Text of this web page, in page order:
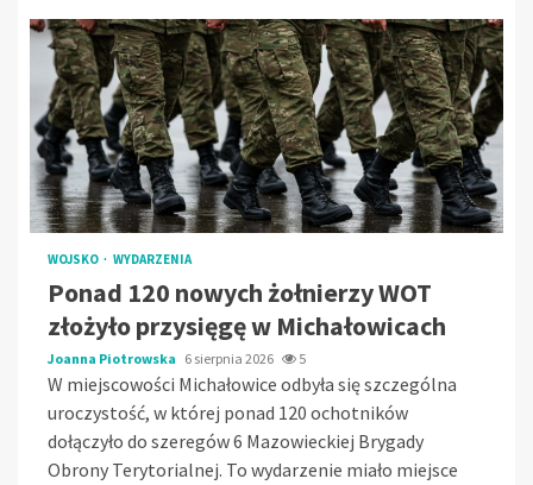
WOJSKO WYDARZENIA
Ponad 120 nowych żołnierzy WOT
złożyło przysięgę w Michałowicach
Joanna Piotrowska 6 sierpnia 2026 5
W miejscowości Michałowice odbyła się szczególna
uroczystość, w której ponad 120 ochotników
dołączyło do szeregów 6 Mazowieckiej Brygady
Obrony Terytorialnej. To wydarzenie miało miejsce